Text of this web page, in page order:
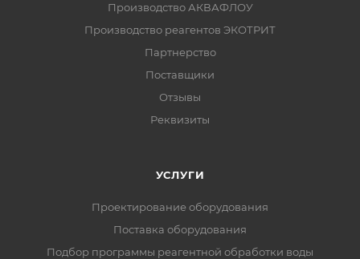
Производство АКВАФЛОУ
Производство реагентов ЭКОТРИТ
Партнерство
Поставщики
Отзывы
Реквизиты
УСЛУГИ
Проектирование оборудования
Поставка оборудования
Подбор программы реагентной обработки воды